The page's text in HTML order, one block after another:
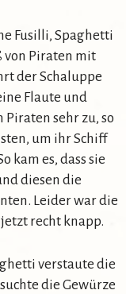
Fusilli, Spaghetti
von Piraten mit
der Schaluppe
Flaute und
sehr zu, so
um ihr Schiff
kam es, dass sie
diesen die
Leider war die
jetzt recht knapp.
verstaute die
die Gewürze